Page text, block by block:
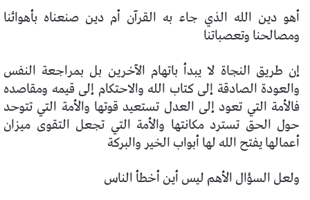
أهو دين الله الذي جاء به القرآن أم دين صنعناه بأهوائنا
ومصالحنا وتعصباتنا
إن طريق النجاة لا يبدأ باتهام الآخرين بل بمراجعة النفس
والعودة الصادقة إلى كتاب الله والاحتكام إلى قيمه ومقاصده
فالأمة التي تعود إلى العدل تستعيد قوتها والأمة التي تتوحد
حول الحق تسترد مكانتها والأمة التي تجعل التقوى ميزان
أعمالها يفتح الله لها أبواب الخير والبركة
ولعل السؤال الأهم ليس أين أخطأ الناس